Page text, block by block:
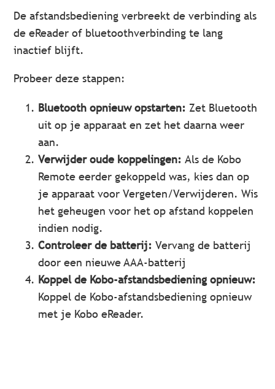
De afstandsbediening verbreekt de verbinding als
de eReader of bluetoothverbinding te lang
inactief blijft.
Probeer deze stappen:
Bluetooth opnieuw opstarten: Zet Bluetooth
uit op je apparaat en zet het daarna weer
aan.
Verwijder oude koppelingen:Als de Kobo
Remote eerder gekoppeld was, kies dan op
je apparaat voor Vergeten/Verwijderen. Wis
het geheugen voor het op afstand koppelen
indien nodig.
Controleer de batterij:Vervang de batterij
door een nieuwe AAA-batterij
Koppel de Kobo-afstandsbediening opnieuw:
Koppel de Kobo-afstandsbediening opnieuw
met je Kobo eReader.